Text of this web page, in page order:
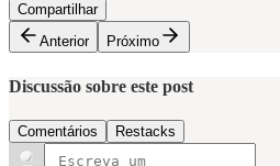
Compartilhar
Anterior
Próximo
Discussão sobre este post
Comentários Restacks